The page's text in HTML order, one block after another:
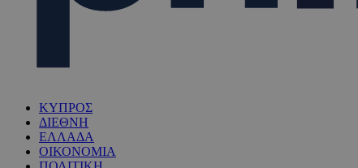
ΚΥΠΡΟΣ
ΔΙΕΘΝΗ
ΕΛΛΑΔΑ
ΟΙΚΟΝΟΜΙΑ